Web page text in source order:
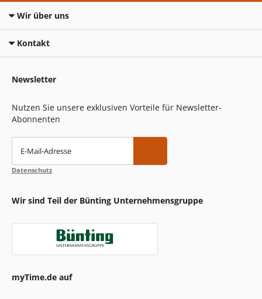
Wir über uns
Kontakt
Newsletter
Nutzen Sie unsere exklusiven Vorteile für Newsletter-
Abonnenten
E-Mail-Adresse
Datenschutz
Wir sind Teil der Bünting Unternehmensgruppe
myTime.de auf